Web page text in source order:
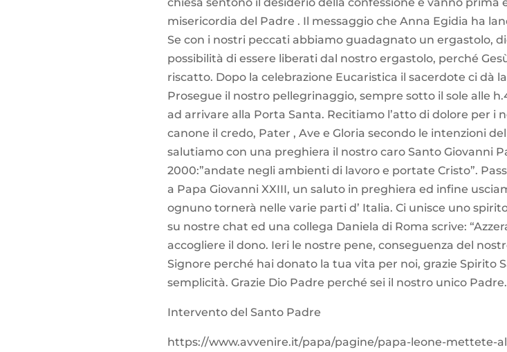
misericordia del Padre . Il messaggio che Anna Egidia ha
Se con i nostri peccati abbiamo guadagnato un ergastolo,
possibilità di essere liberati dal nostro ergastolo, perché
riscatto. Dopo la celebrazione Eucaristica il sacerdote ci dà
Prosegue il nostro pellegrinaggio, sempre sotto il sole alle
ad arrivare alla Porta Santa. Recitiamo l’atto di dolore per i
canone il credo, Pater , Ave e Gloria secondo le intenzioni
salutiamo con una preghiera il nostro caro Santo Giovanni
2000:”andate negli ambienti di lavoro e portate Cristo”.
a Papa Giovanni XXIII, un saluto in preghiera ed infine
ognuno tornerà nelle varie parti d’ Italia. Ci unisce uno
su nostre chat ed una collega Daniela di Roma scrive:
accogliere il dono. Ieri le nostre pene, conseguenza del
Signore perché hai donato la tua vita per noi, grazie Spirito
semplicità. Grazie Dio Padre perché sei il nostro unico
Intervento del Santo Padre
https://www.avvenire.it/papa/pagine/papa-leone-mettete-